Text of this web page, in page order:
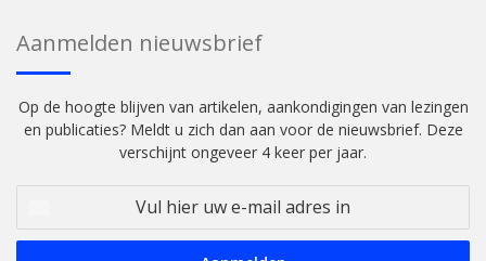
Aanmelden nieuwsbrief
Op de hoogte blijven van artikelen, aankondigingen van lezingen
en publicaties? Meldt u zich dan aan voor de nieuwsbrief. Deze
verschijnt ongeveer 4 keer per jaar.
uw